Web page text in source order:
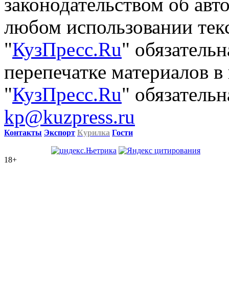
законодательством об
любом использовании
"КузПресс.Ru"
перепечатке материалов
"КузПресс.Ru"
kp@kuzpress.ru
Контакты Экспорт Курилка Гости
18+